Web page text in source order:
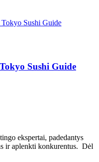
Sushi Guide
ekspertai, padedantys
ir aplenkti konkurentus. Dėl